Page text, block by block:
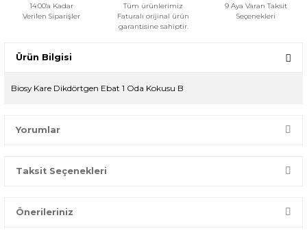
14:00'a Kadar
Verilen Siparişler
Tüm ürünlerimiz
Faturalı orijinal ürün
garantisine sahiptir.
9 Aya Varan Taksit
Seçenekleri
Ürün Bilgisi
Biosy Kare Dikdörtgen Ebat 1 Oda Kokusu B
Yorumlar
Taksit Seçenekleri
Önerileriniz